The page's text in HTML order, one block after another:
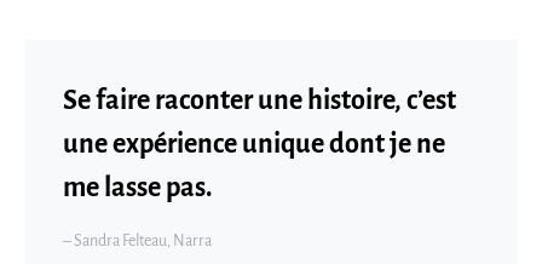
Se faire raconter une histoire, c’est
une expérience unique dont je ne
me lasse pas.
– Sandra Felteau, Narra